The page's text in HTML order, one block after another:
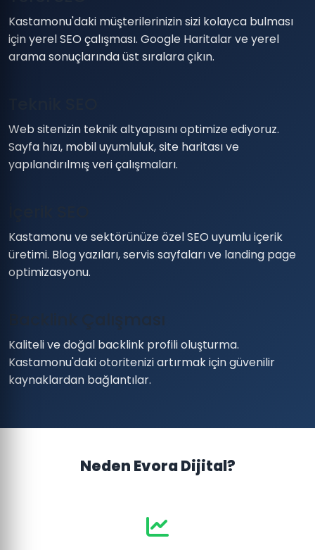
Kastamonu'daki müşterilerinizin sizi kolayca bulması
için yerel SEO çalışması. Google Haritalar ve yerel
arama sonuçlarında üst sıralara çıkın.
Web sitenizin teknik altyapısını optimize ediyoruz.
Sayfa hızı, mobil uyumluluk, site haritası ve
yapılandırılmış veri çalışmaları.
Kastamonu ve sektörünüze özel SEO uyumlu içerik
üretimi. Blog yazıları, servis sayfaları ve landing page
optimizasyonu.
Backlink Çalışması
Kaliteli ve doğal backlink profili oluşturma.
Kastamonu'daki otoritenizi artırmak için güvenilir
kaynaklardan bağlantılar.
Neden Evora Dijital?